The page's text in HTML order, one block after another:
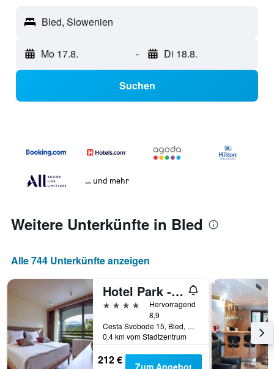
Bled, Slowenien
Mo 17.8. - Di 18.8.
Suchen
… und mehr
Weitere Unterkünfte in Bled
Alle 744 Unterkünfte anzeigen
Hotel Park - Sava Hotels & Resorts
4 Sterne
Hervorragend
8,9
Cesta Svobode 15, Bled, Slowenien
0,4 km vom Stadtzentrum
212 €